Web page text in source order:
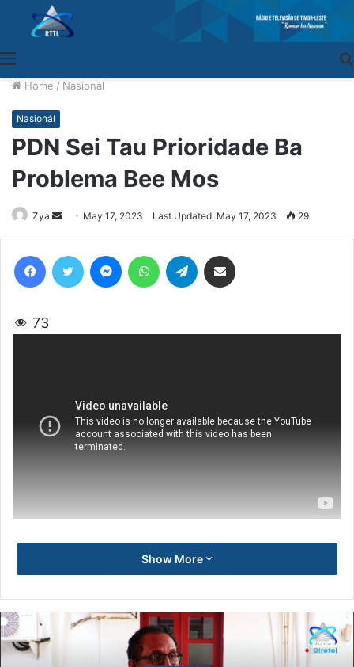
Home / Nasionál
Nasionál
PDN Sei Tau Prioridade Ba
Problema Bee Mos
Zya
Send
an
email
May 17, 2023 Last Updated: May 17, 2023 29
73
Show More